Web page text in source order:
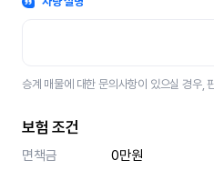
승계 매물에 대한 문의사항이 있으실 경우,
보험 조건
면책금 0만원